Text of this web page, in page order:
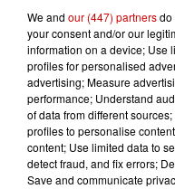
Podcasts
Kelly
We and our (447) partnersdo
your consent and/or our
information on a device; Use
profiles for personalised
advertising; Measure
performance; Understand
of data from different
profiles to personalise
content; Use limited data to
detect fraud, and fix errors;
Save and communicate